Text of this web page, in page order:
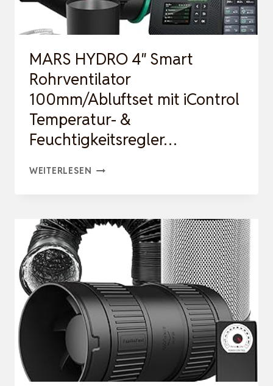
MARS HYDRO 4″ Smart
Rohrventilator
100mm/Abluftset mit iControl
Temperatur- &
Feuchtigkeitsregler…
WEITERLESEN MARS
SMART
ROHRVENTILATOR
100MM/ABLUFTSET
MIT
ICONTROL
TEMPERATUR-
&
FEUCHTIGKEITSREGLER…